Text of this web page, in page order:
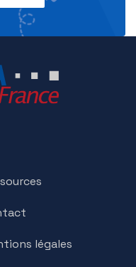
légales